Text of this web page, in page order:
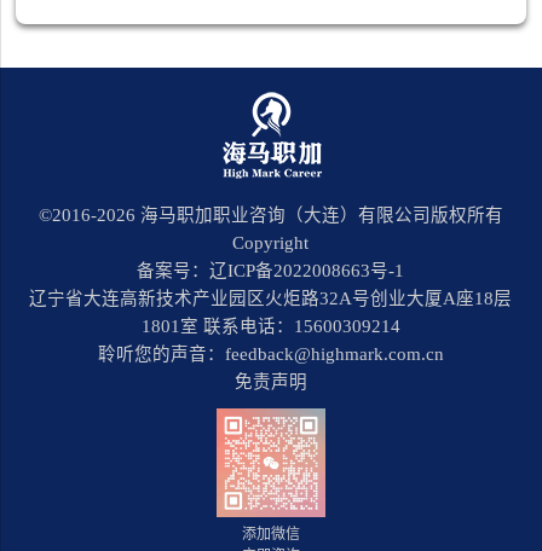
©2016-2026 海马职加职业咨询（大连）有限公司版权所有
Copyright
备案号：辽ICP备2022008663号-1
辽宁省大连高新技术产业园区火炬路32A号创业大厦A座18层
1801室 联系电话：15600309214
聆听您的声音：feedback@highmark.com.cn
免责声明
添加微信